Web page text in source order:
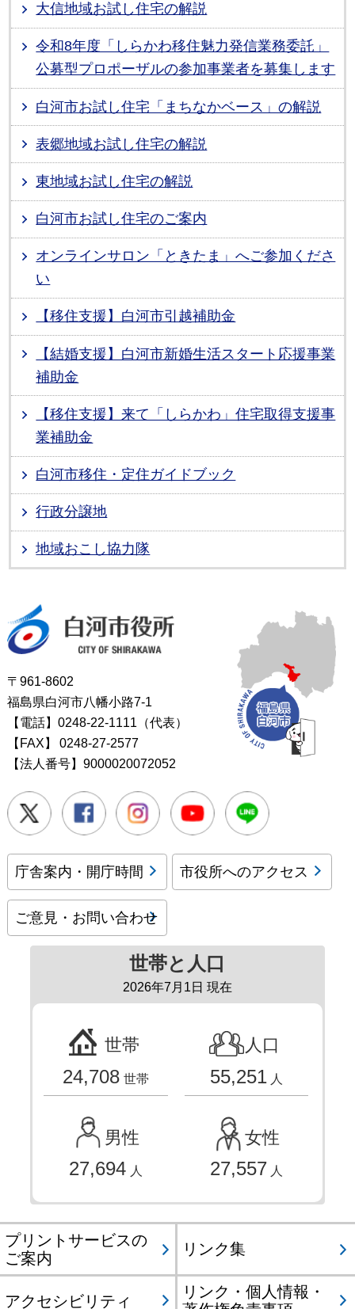
大信地域お試し住宅の解説
令和8年度「しらかわ移住魅力発信業務委託」
公募型プロポーザルの参加事業者を募集します
白河市お試し住宅「まちなかベース」の解説
表郷地域お試し住宅の解説
東地域お試し住宅の解説
白河市お試し住宅のご案内
オンラインサロン「ときたま」へご参加くださ
い
【移住支援】白河市引越補助金
【結婚支援】白河市新婚生活スタート応援事業
補助金
【移住支援】来て「しらかわ」住宅取得支援事
業補助金
白河市移住・定住ガイドブック
行政分譲地
地域おこし協力隊
〒961-8602
福島県白河市八幡小路7-1
【電話】0248-22-1111（代表）
【FAX】
0248-27-2577
【法人番号】9000020072052
Twitter FacebookInstagramYoutube
庁舎案内・開庁時間 市役所へのアクセス
ご意見・お問い合わせ
世帯と人口
2026年7月1日 現在
世帯
24,708 世帯
人口
55,251 人
男性
27,694 人
女性
27,557 人
プリントサービスの
ご案内
リンク集
アクセシビリティ
リンク・個人情報・